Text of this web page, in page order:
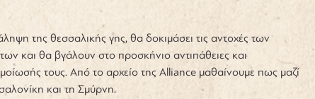
της θεσσαλικής γης, θα δοκιμάσει τις αντοχές των
και θα βγάλουν στο προσκήνιο αντιπάθειες και
τους. Από το αρχείο της Alliance μαθαίνουμε πως μαζί
και τη Σμύρνη.